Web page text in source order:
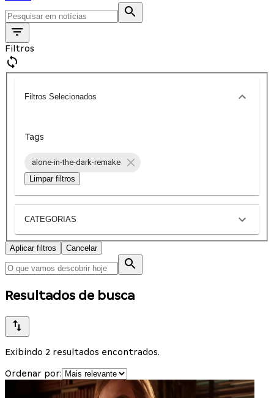
Filtros
Filtros Selecionados
Tags
alone-in-the-dark-remake
Limpar filtros
CATEGORIAS
Aplicar filtros Cancelar
Resultados de busca
Exibindo 2 resultados encontrados.
Ordenar por: